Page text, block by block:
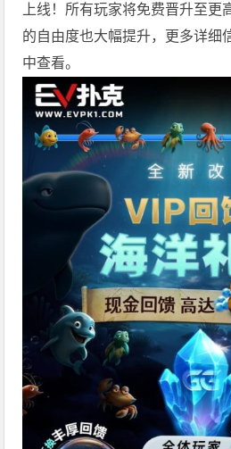
上线！所有玩家将免费晋升至更
的自由度也大幅提升，更多详细
中查看。